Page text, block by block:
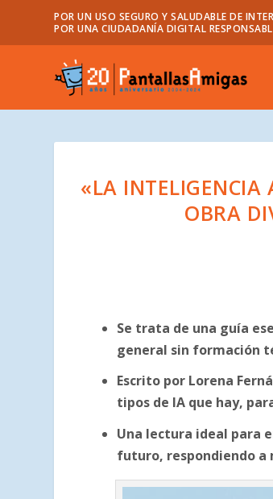
POR UN USO SEGURO Y SALUDABLE DE
POR UNA CIUDADANÍA DIGITAL
«LA INTELIGENCIA
OBRA
Se trata de una guía
general sin formación
Escrito por Lorena
tipos de IA que hay,
Una lectura ideal para
futuro, respondiendo a